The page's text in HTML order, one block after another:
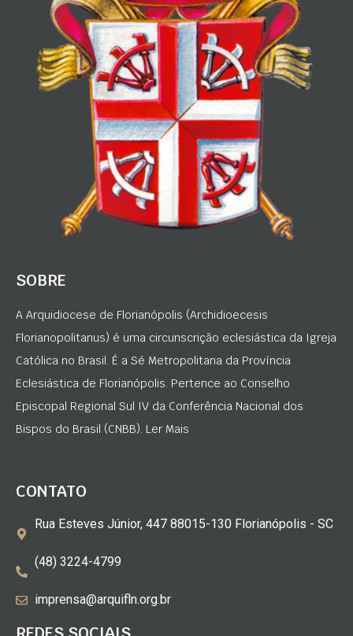
SOBRE
A Arquidiocese de Florianópolis (Archidioecesis
Florianopolitanus) é uma circunscrição eclesiástica da Igreja
Católica no Brasil. É a Sé Metropolitana da Província
Eclesiástica de Florianópolis. Pertence ao Conselho
Episcopal Regional Sul IV da Conferência Nacional dos
Bispos do Brasil (CNBB). Ler Mais
CONTATO
Rua Esteves Júnior, 447 88015-130 Florianópolis - SC
(48) 3224-4799
imprensa@arquifln.org.br